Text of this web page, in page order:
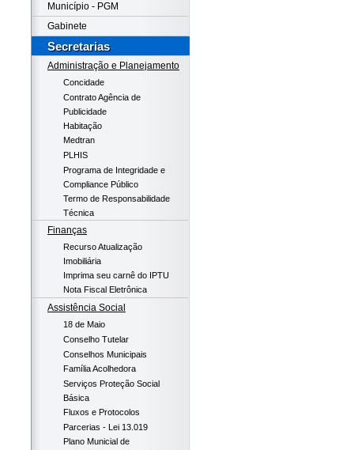
Município - PGM
Gabinete
Secretarias
Administração e Planejamento
Concidade
Contrato Agência de
Publicidade
Habitação
Medtran
PLHIS
Programa de Integridade e
Compliance Público
Termo de Responsabilidade
Técnica
Finanças
Recurso Atualização
Imobiliária
Imprima seu carnê do IPTU
Nota Fiscal Eletrônica
Assistência Social
18 de Maio
Conselho Tutelar
Conselhos Municipais
Família Acolhedora
Serviços Proteção Social
Básica
Fluxos e Protocolos
Parcerias - Lei 13.019
Plano Municial de